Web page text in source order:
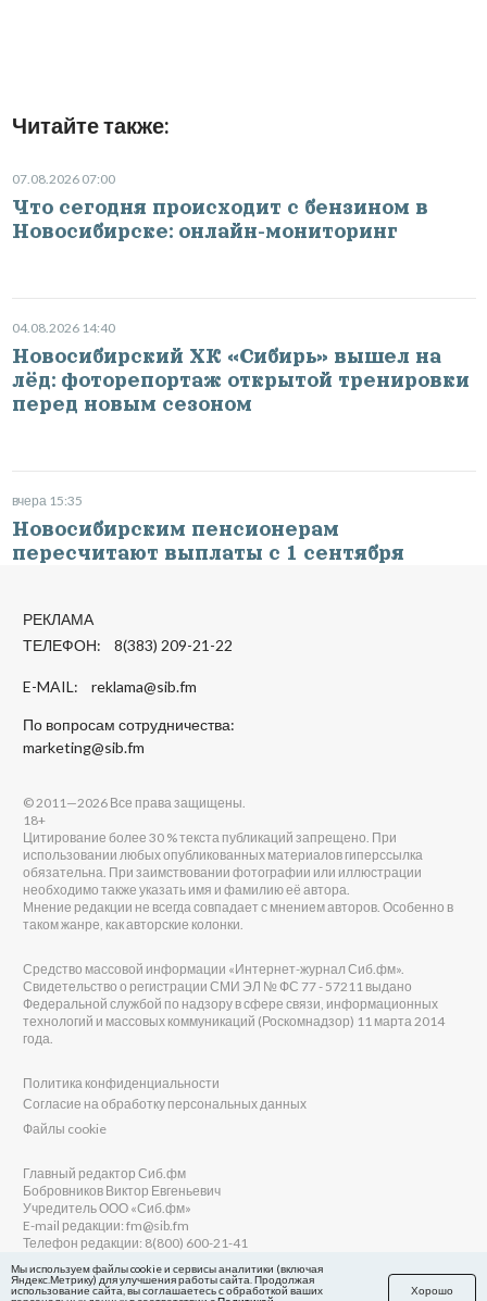
Читайте также:
07.08.2026 07:00
Что сегодня происходит с бензином в
Новосибирске: онлайн-мониторинг
04.08.2026 14:40
Новосибирский ХК «Сибирь» вышел на
лёд: фоторепортаж открытой тренировки
перед новым сезоном
вчера 15:35
Новосибирским пенсионерам
пересчитают выплаты с 1 сентября
РЕКЛАМА
ТЕЛЕФОН: 8(383) 209-21-22
E-MAIL: reklama@sib.fm
По вопросам сотрудничества:
marketing@sib.fm
© 2011—2026 Все права защищены.
18+
Цитирование более 30 % текста публикаций запрещено. При
использовании любых опубликованных материалов гиперссылка
обязательна. При заимствовании фотографии или иллюстрации
необходимо также указать имя и фамилию её автора.
Мнение редакции не всегда совпадает с мнением авторов. Особенно в
таком жанре, как авторские колонки.
Средство массовой информации «Интернет-журнал Сиб.фм».
Свидетельство о регистрации СМИ ЭЛ № ФС 77 - 57211 выдано
Федеральной службой по надзору в сфере связи, информационных
технологий и массовых коммуникаций (Роскомнадзор) 11 марта 2014
года.
Политика конфиденциальности
Согласие на обработку персональных данных
Файлы cookie
Главный редактор Сиб.фм
Бобровников Виктор Евгеньевич
Учредитель ООО «Сиб.фм»
E-mail редакции: fm@sib.fm
Телефон редакции: 8(800) 600-21-41
Мы используем файлы cookie и сервисы аналитики (включая
Яндекс.Метрику) для улучшения работы сайта. Продолжая
использование сайта, вы соглашаетесь с обработкой ваших
Хорошо